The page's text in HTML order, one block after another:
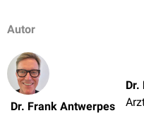
Autor
Dr. Frank Antwerpes
Dr.